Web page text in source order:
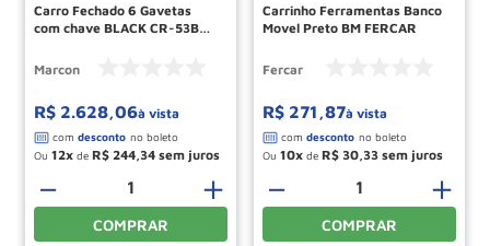
Carro Fechado 6 Gavetas
com chave BLACK CR-53B
Marcon
R$ 2.628,06à vista
Ou 12 de R$ 244 34
＋
－
COMPRAR
Carrinho Ferramentas Banco
Movel Preto BM FERCAR
Fercar
R$ 271 ,87à vista
Ou 10 de R$ 30 33
＋
－
COMPRAR